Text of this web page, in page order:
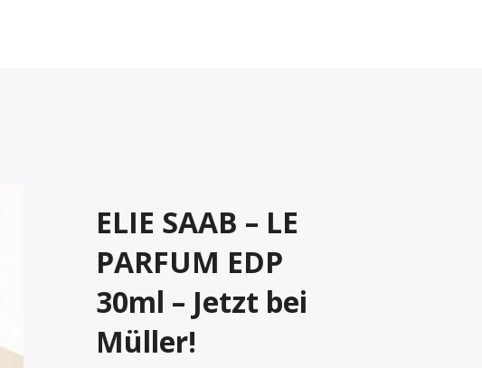
ELIE SAAB – LE
PARFUM EDP
30ml – Jetzt bei
Müller!